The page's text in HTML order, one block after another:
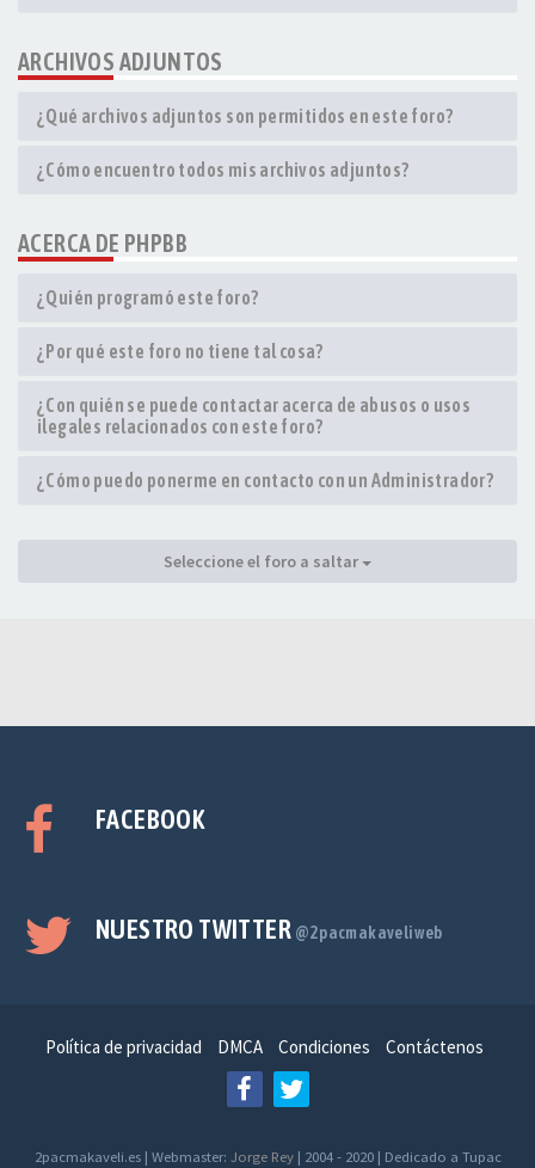
ARCHIVOS ADJUNTOS
¿Qué archivos adjuntos son permitidos en este foro?
¿Cómo encuentro todos mis archivos adjuntos?
ACERCA DE PHPBB
¿Quién programó este foro?
¿Por qué este foro no tiene tal cosa?
¿Con quién se puede contactar acerca de abusos o usos
ilegales relacionados con este foro?
¿Cómo puedo ponerme en contacto con un Administrador?
Seleccione el foro a saltar
FACEBOOK
NUESTRO TWITTER @2pacmakaveliweb
Política de privacidad DMCA Condiciones Contáctenos
2pacmakaveli.es | Webmaster: Jorge Rey| 2004 - 2020 | Dedicado a Tupac